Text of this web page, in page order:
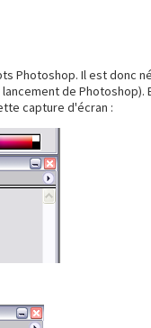
Photoshop. Il est donc
de
capture d'écran :